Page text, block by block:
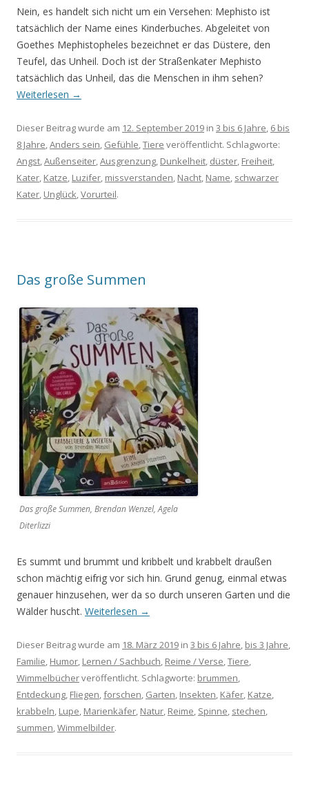
Nein, es handelt sich nicht um ein Versehen: Mephisto ist
tatsächlich der Name eines Kinderbuches. Abgeleitet von
Goethes Mephistopheles bezeichnet er das Düstere, den
Teufel, das Unheil. Doch ist der Straßenkater Mephisto
tatsächlich das Unheil, das die Menschen in ihm sehen?
Weiterlesen →
Dieser Beitrag wurde am 12. September 2019 in 3 bis 6 Jahre, 6 bis
8 Jahre,Anders sein, Gefühle,Tiere veröffentlicht. Schlagworte:
Angst,Außenseiter,Ausgrenzung, Dunkelheit, düster, Freiheit,
Kater, Katze, Luzifer, missverstanden, Nacht, Name, schwarzer
Kater, Unglück,Vorurteil.
Das große Summen
Das große Summen, Brendan Wenzel, Agela
Diterlizzi
Es summt und brummt und kribbelt und krabbelt draußen
schon mächtig eifrig vor sich hin. Grund genug, einmal etwas
genauer hinzusehen, wer da so durch unseren Garten und die
Wälder huscht. Weiterlesen →
Dieser Beitrag wurde am 18. März 2019 in 3 bis 6 Jahre, bis 3 Jahre,
Familie, Humor, Lernen / Sachbuch, Reime / Verse,Tiere,
Wimmelbücherveröffentlicht. Schlagworte: brummen,
Entdeckung, Fliegen,forschen, Garten, Insekten, Käfer, Katze,
krabbeln, Lupe, Marienkäfer, Natur, Reime, Spinne, stechen,
summen,Wimmelbilder.